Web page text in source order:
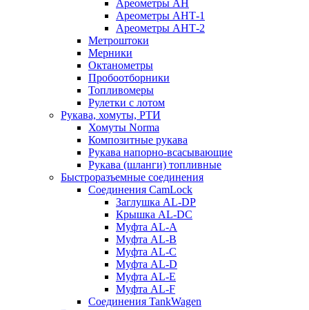
Ареометры АН
Ареометры АНТ-1
Ареометры АНТ-2
Метроштоки
Мерники
Октанометры
Пробоотборники
Топливомеры
Рулетки с лотом
Рукава, хомуты, РТИ
Хомуты Norma
Композитные рукава
Рукава напорно-всасывающие
Рукава (шланги) топливные
Быстроразъемные соединения
Соединения CamLock
Заглушка AL-DP
Крышка AL-DC
Муфта AL-A
Муфта AL-B
Муфта AL-C
Муфта AL-D
Муфта AL-E
Муфта AL-F
Соединения TankWagen